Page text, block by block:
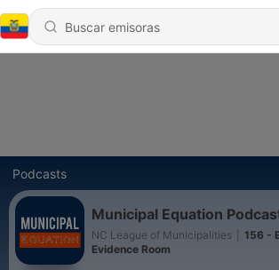
Podcasts
Municipal Equation
NC League of Municipalities
156 -
Evidence Room